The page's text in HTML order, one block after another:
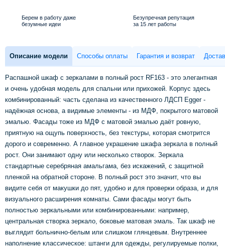
Берем в работу даже
безумные идеи
Безупречная репутация
за 15 лет работы
Описание модели Способы оплаты Гарантия и возврат
Распашной шкаф с зеркалами в полный рост RF163 - это элегантная
и очень удобная модель для спальни или прихожей. Корпус здесь
комбинированный: часть сделана из качественного ЛДСП Egger -
надёжная основа, а видимые элементы - из МДФ, покрытого матовой
эмалью. Фасады тоже из МДФ с матовой эмалью даёт ровную,
приятную на ощупь поверхность, без текстуры, которая смотрится
дорого и современно. А главное украшение шкафа зеркала в полный
рост. Они занимают одну или несколько створок. Зеркала
стандартные серебряная амальгама, без искажений, с защитной
пленкой на обратной стороне. В полный рост это значит, что вы
видите себя от макушки до пят, удобно и для проверки образа, и для
визуального расширения комнаты. Сами фасады могут быть
полностью зеркальными или комбинированными: например,
центральная створка зеркало, боковые матовая эмаль. Так шкаф не
выглядит больнично-белым или слишком глянцевым. Внутреннее
наполнение классическое: штанги для одежды, регулируемые полки,